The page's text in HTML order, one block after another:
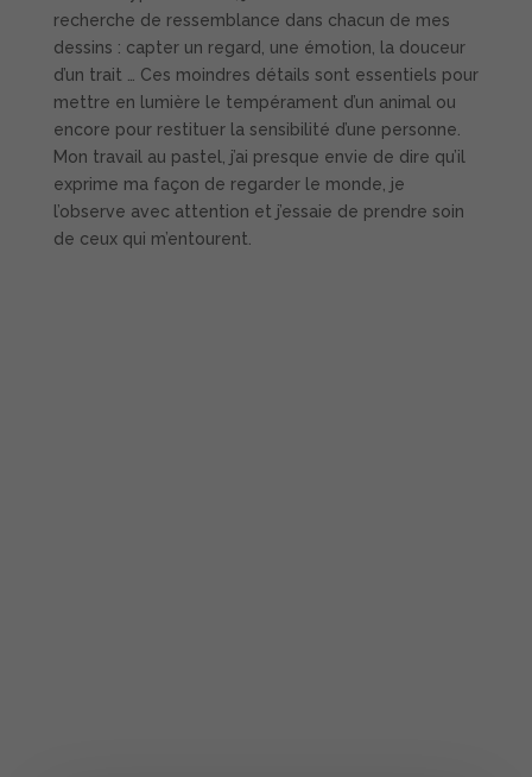
recherche de ressemblance dans chacun de mes
dessins : capter un regard, une émotion, la douceur
d’un trait … Ces moindres détails sont essentiels pour
mettre en lumière le tempérament d’un animal ou
encore pour restituer la sensibilité d’une personne.
Mon travail au pastel, j’ai presque envie de dire qu’il
exprime ma façon de regarder le monde, je
l’observe avec attention et j’essaie de prendre soin
de ceux qui m’entourent.